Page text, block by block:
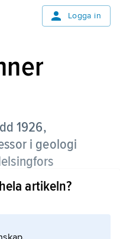
Logga in
1926,
i geologi
släktartikel
artikeln?